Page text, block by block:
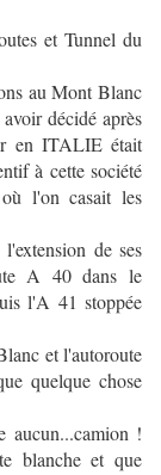
et Tunnel du
au Mont Blanc
décidé après
en ITALIE était
à cette société
l'on casait les
de ses
A 40 dans le
l'A 41 stoppée
et l'autoroute
quelque chose
aucun...camion !
blanche et que